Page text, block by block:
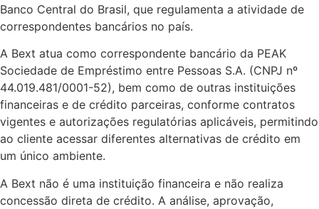
Banco Central do Brasil, que regulamenta a atividade de
correspondentes bancários no país.
A Bext atua como correspondente bancário da PEAK
Sociedade de Empréstimo entre Pessoas S.A. (CNPJ nº
44.019.481/0001-52), bem como de outras instituições
financeiras e de crédito parceiras, conforme contratos
vigentes e autorizações regulatórias aplicáveis, permitindo
ao cliente acessar diferentes alternativas de crédito em
um único ambiente.
A Bext não é uma instituição financeira e não realiza
concessão direta de crédito. A análise, aprovação,